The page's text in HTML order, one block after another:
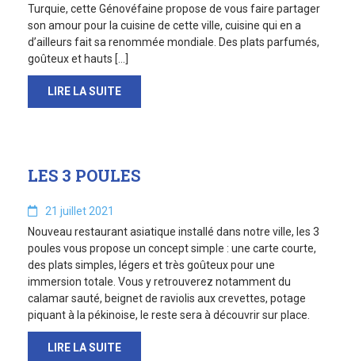
Turquie, cette Génovéfaine propose de vous faire partager
son amour pour la cuisine de cette ville, cuisine qui en a
d’ailleurs fait sa renommée mondiale. Des plats parfumés,
goûteux et hauts […]
LIRE LA SUITE
LES 3 POULES
21 juillet 2021
Nouveau restaurant asiatique installé dans notre ville, les 3
poules vous propose un concept simple : une carte courte,
des plats simples, légers et très goûteux pour une
immersion totale. Vous y retrouverez notamment du
calamar sauté, beignet de raviolis aux crevettes, potage
piquant à la pékinoise, le reste sera à découvrir sur place.
LIRE LA SUITE